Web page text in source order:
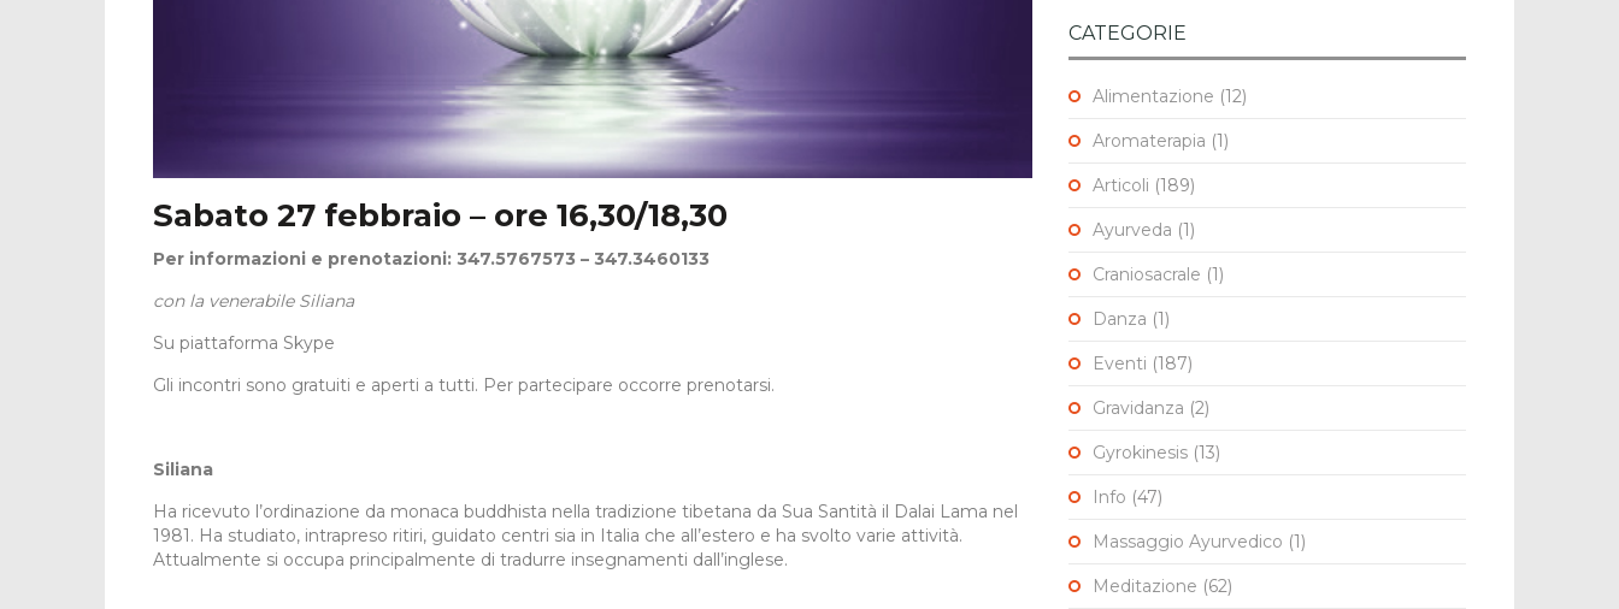
Sabato 27 febbraio – ore 16,30/18,30
Per informazioni e prenotazioni: 347.5767573 – 347.3460133
con la venerabile Siliana
Su piattaforma Skype
Gli incontri sono gratuiti e aperti a tutti. Per partecipare occorre prenotarsi.
Siliana
Ha ricevuto l’ordinazione da monaca buddhista nella tradizione tibetana da Sua Santità il Dalai Lama nel
1981. Ha studiato, intrapreso ritiri, guidato centri sia in Italia che all’estero e ha svolto varie attività.
Attualmente si occupa principalmente di tradurre insegnamenti dall’inglese.
CATEGORIE
Alimentazione (12)
Aromaterapia (1)
Articoli (189)
Ayurveda (1)
Craniosacrale (1)
Danza (1)
Eventi (187)
Gravidanza (2)
Gyrokinesis (13)
Info (47)
Massaggio Ayurvedico (1)
Meditazione (62)